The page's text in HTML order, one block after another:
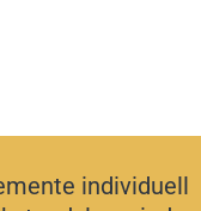
individuell